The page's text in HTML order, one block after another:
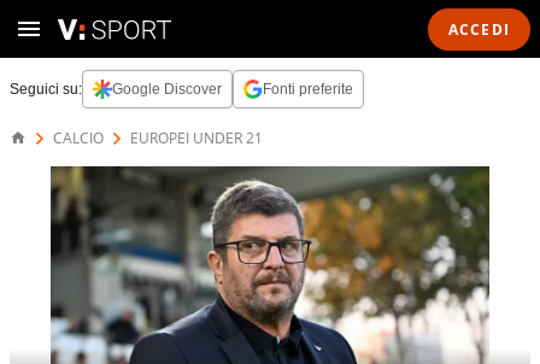
ACCEDI
Seguici su: Google Discover Fonti preferite
CALCIO EUROPEI UNDER 21